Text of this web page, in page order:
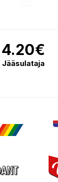
4.20€
Jääsulataja